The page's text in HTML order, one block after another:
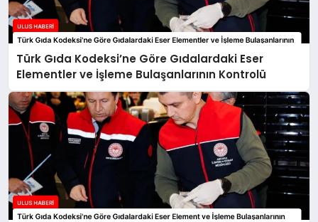
Türk Gıda Kodeksi’ne Göre Gıdalardaki Eser
Elementler ve İşleme Bulaşanlarının Kontrolü